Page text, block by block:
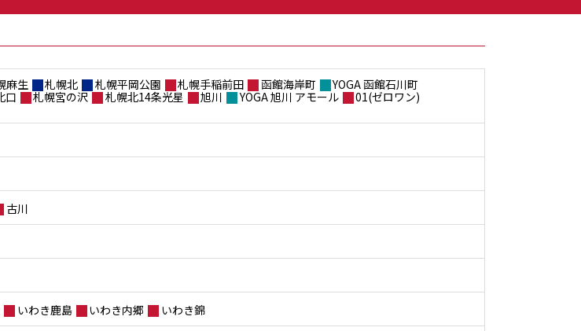
麻生 札幌北 札幌平岡公園 札幌手稲前田 函館海岸町
YOGA 函館石川町
口 札幌宮の沢 札幌北14条光星 旭川 YOGA 旭川 アモール
01(ゼロワン)
古川
いわき鹿島 いわき内郷 いわき錦